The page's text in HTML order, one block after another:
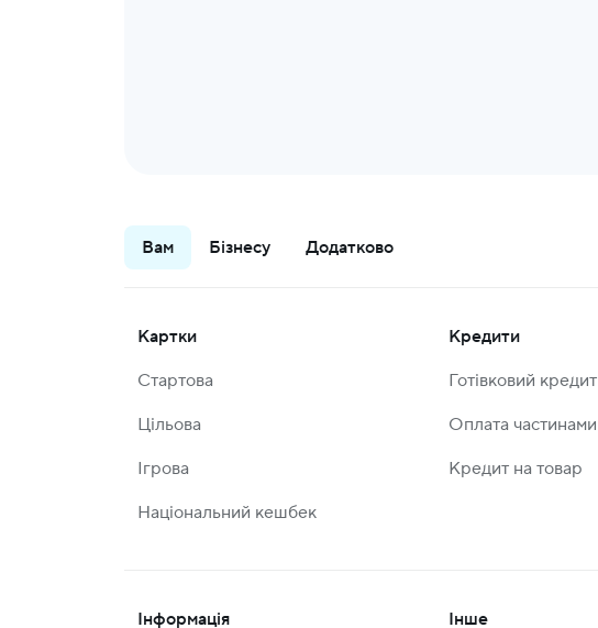
Вам Бізнесу Додатково
Картки
Стартова
Цільова
Ігрова
Національний кешбек
Кредити
Готівковий кредит
Оплата частинами
Кредит на товар
Інформація
Інше